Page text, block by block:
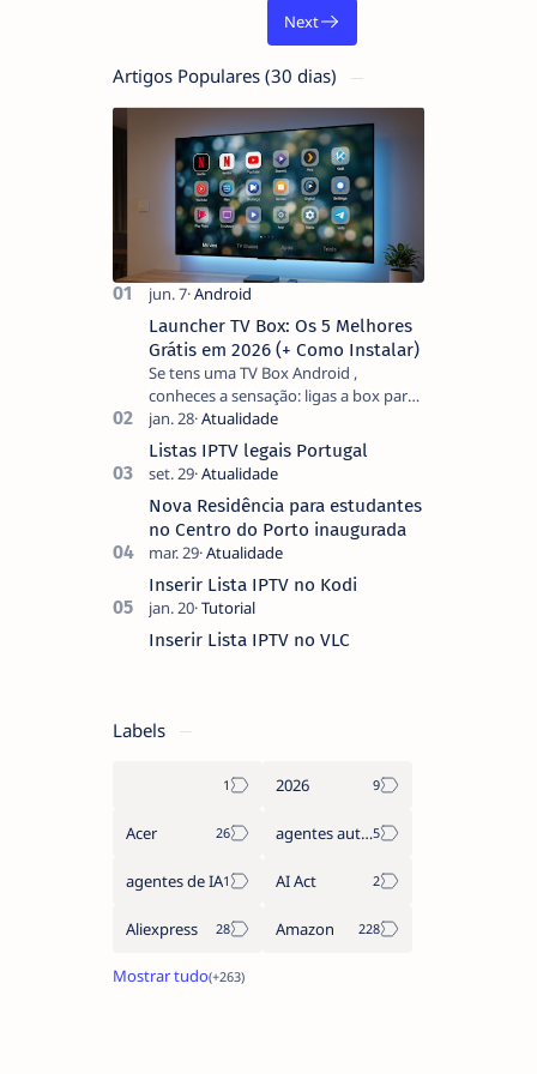
Artigos Populares (30 dias)
Launcher TV Box: Os 5 Melhores
Grátis em 2026 (+ Como Instalar)
Se tens uma TV Box Android ,
conheces a sensação: ligas a box para
ver um filme e o ecrã inicial está
coberto de sugestões que não
pediste, ban…
Listas IPTV legais Portugal
Nova Residência para estudantes
no Centro do Porto inaugurada
Inserir Lista IPTV no Kodi
Inserir Lista IPTV no VLC
Labels
2026
Acer agentes autónomos
agentes de IA AI Act
Aliexpress Amazon